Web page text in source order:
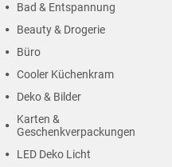
Bad & Entspannung
Beauty & Drogerie
Büro
Cooler Küchenkram
Deko & Bilder
Karten &
Geschenkverpackungen
LED Deko Licht